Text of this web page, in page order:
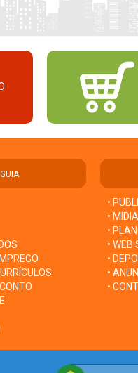
GUIA
•
•
•
• WEB
•
•
•